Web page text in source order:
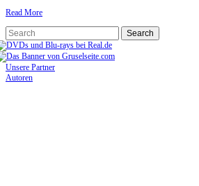
Read More
Unsere Partner
Autoren